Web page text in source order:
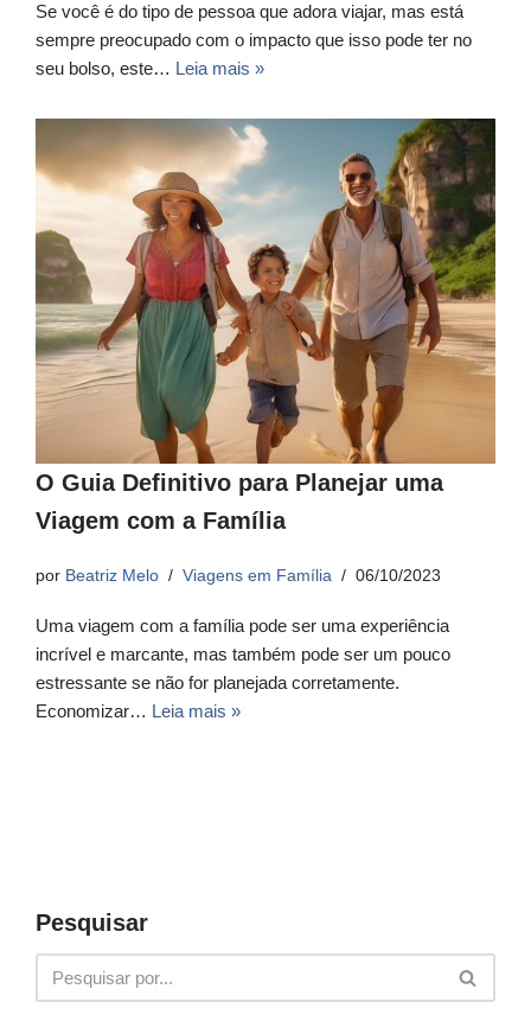
Se você é do tipo de pessoa que adora viajar, mas está
sempre preocupado com o impacto que isso pode ter no
seu bolso, este… Leia mais »
O Guia Definitivo para Planejar uma
Viagem com a Família
por Beatriz Melo Viagens em Família 06/10/2023
Uma viagem com a família pode ser uma experiência
incrível e marcante, mas também pode ser um pouco
estressante se não for planejada corretamente.
Economizar… Leia mais »
Pesquisar